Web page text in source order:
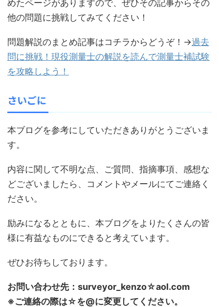
めたページがありますので、ぜひその記事からその
他の問題に挑戦してみてください！
問題解説のまとめ記事はコチラからどうぞ！→過去
問に挑戦！現役測量士の解説を読んで測量士補試験
を攻略しよう！
さいごに
本ブログを参考にしていただきありがとうございま
す。
内容に関して不明な点、ご質問、指摘事項、感想な
どございましたら、コメントやメールにてご連絡く
ださい。
励みになるとともに、本ブログをよりたくさんの皆
様に有益なものにできると考えています。
ぜひお待ちしております。
お問い合わせ先：surveyor_kenzo☆aol.com
※ご連絡の際は☆を@に変更してください。